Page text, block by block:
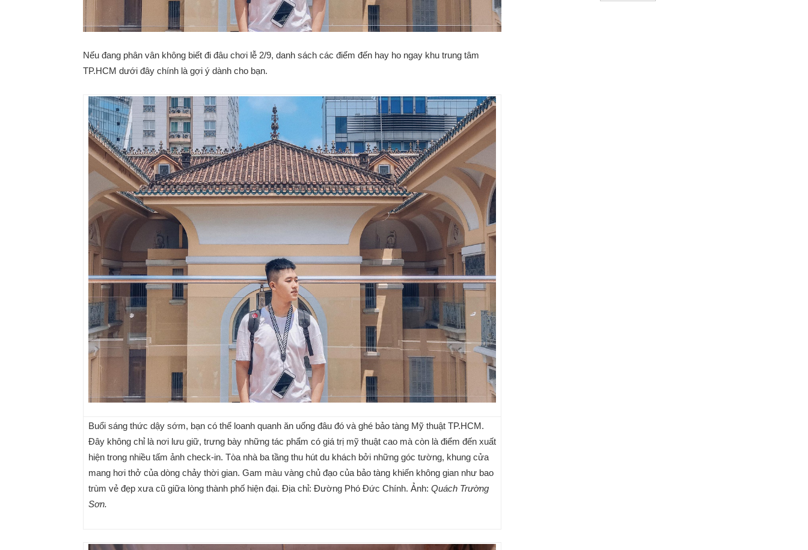
Nếu đang phân vân không biết đi đâu chơi lễ 2/9, danh sách các điểm đến hay ho ngay khu trung tâm
TP.HCM dưới đây chính là gợi ý dành cho bạn.
Buổi sáng thức dậy sớm, bạn có thể loanh quanh ăn uống đâu đó và ghé bảo tàng Mỹ thuật TP.HCM.
Đây không chỉ là nơi lưu giữ, trưng bày những tác phẩm có giá trị mỹ thuật cao mà còn là điểm đến xuất
hiện trong nhiều tấm ảnh check-in. Tòa nhà ba tầng thu hút du khách bởi những góc tường, khung cửa
mang hơi thở của dòng chảy thời gian. Gam màu vàng chủ đạo của bảo tàng khiến không gian như bao
trùm vẻ đẹp xưa cũ giữa lòng thành phố hiện đại. Địa chỉ: Đường Phó Đức Chính. Ảnh: Quách Trường
Sơn.